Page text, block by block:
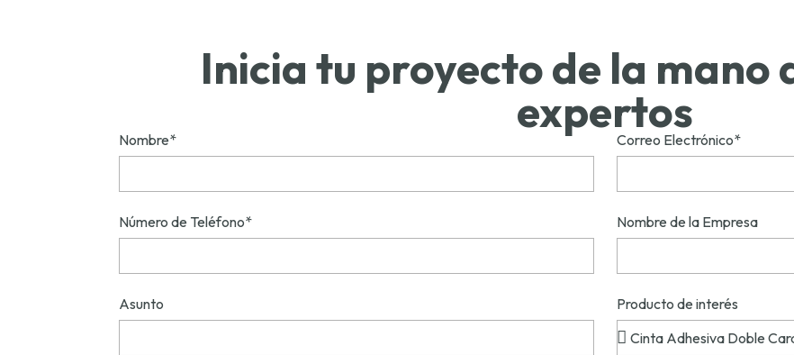
Inicia tu proyecto de la mano
expertos
Nombre* Correo Electrónico*
Número de Teléfono* Nombre de la Empresa
Asunto Producto de interés